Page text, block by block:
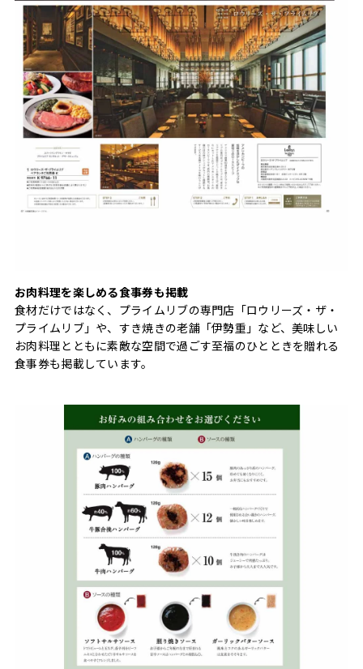
お肉料理を楽しめる食事券も掲載
食材だけではなく、プライムリブの専門店「ロウリーズ・ザ・
プライムリブ」や、すき焼きの老舗「伊勢重」など、美味しい
お肉料理とともに素敵な空間で過ごす至福のひとときを贈れる
食事券も掲載しています。